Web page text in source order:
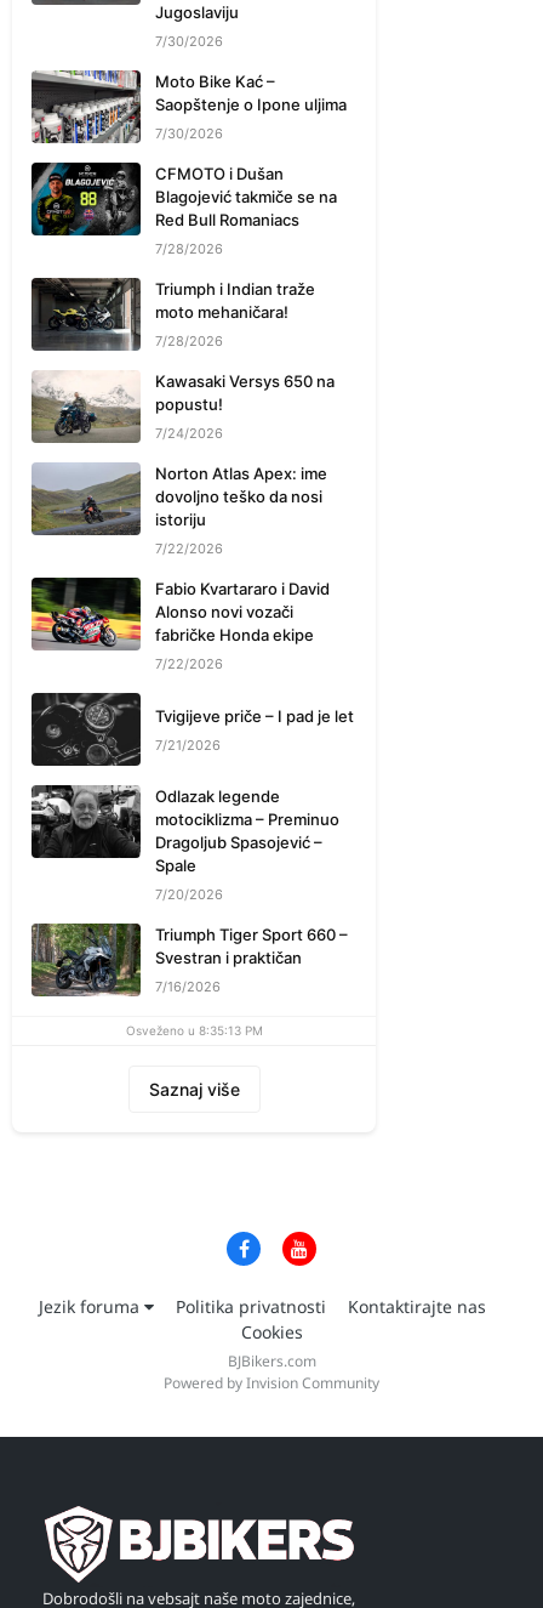
Jugoslaviju
7/30/2026
Moto Bike Kać –
Saopštenje o Ipone uljima
7/30/2026
CFMOTO i Dušan
Blagojević takmiče se na
Red Bull Romaniacs
7/28/2026
Triumph i Indian traže
moto mehaničara!
7/28/2026
Kawasaki Versys 650 na
popustu!
7/24/2026
Norton Atlas Apex: ime
dovoljno teško da nosi
istoriju
7/22/2026
Fabio Kvartararo i David
Alonso novi vozači
fabričke Honda ekipe
7/22/2026
Tvigijeve priče – I pad je let
7/21/2026
Odlazak legende
motociklizma – Preminuo
Dragoljub Spasojević –
Spale
7/20/2026
Triumph Tiger Sport 660 –
Svestran i praktičan
7/16/2026
Osveženo u 8:35:13 PM
Saznaj više
Jezik foruma Politika privatnosti
Kontaktirajte nas
Cookies
BJBikers.com
Powered by Invision Community
Dobrodošli na vebsajt naše moto zajednice,